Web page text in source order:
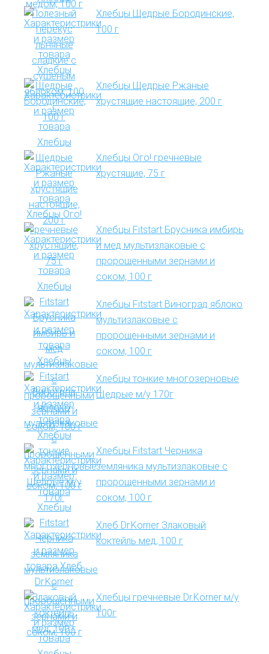
Хлебцы Щедрые Бородинские,
100 г
Хлебцы Щедрые Ржаные
хрустящие настоящие, 200 г
Хлебцы Ого! гречневые
хрустящие, 75 г
Хлебцы Fitstart Брусника имбирь
и мед мультизлаковые с
пророщенными зернами и
соком, 100 г
Хлебцы Fitstart Виноград яблоко
мультизлаковые с
пророщенными зернами и
соком, 100 г
Хлебцы тонкие многозерновые
Щедрые м/у 170г
Хлебцы Fitstart Черника
земляника мультизлаковые с
пророщенными зернами и
соком, 100 г
Хлеб Dr.Korner Злаковый
коктейль мед, 100 г
Хлебцы гречневые Dr.Körner м/у
100г